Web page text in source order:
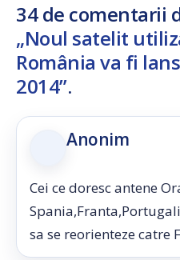
34 de comentarii
„Noul satelit
România va fi
2014”.
Anonim
Cei ce doresc antene
sa se reorienteze catre